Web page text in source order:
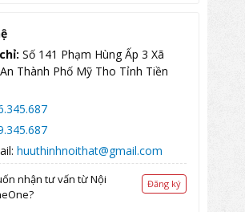
Số 141 Phạm Hùng Ấp 3 Xã
Thành Phố Mỹ Tho Tỉnh Tiền
huuthinhnoithat@gmail.com
nhận tư vấn từ Nội
Đăng ký